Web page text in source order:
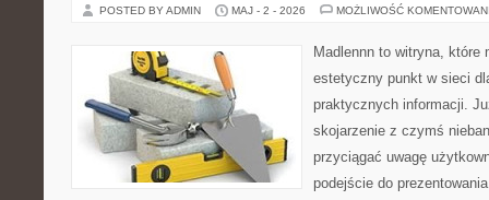
POSTED BY ADMIN MAJ - 2 - 2026 MOŻLIWOŚĆ
Madlennn to witryna, które
estetyczny punkt w sieci
praktycznych informacji.
skojarzenie z czymś
przyciągać uwagę
podejście do